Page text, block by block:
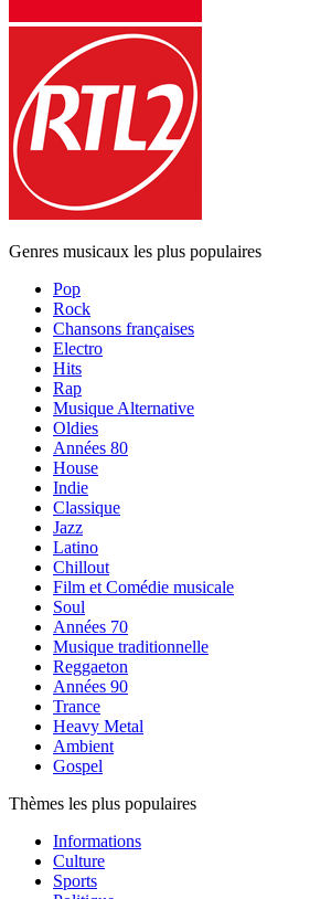
Genres musicaux les plus populaires
Pop
Rock
Chansons françaises
Electro
Hits
Rap
Musique Alternative
Oldies
Années 80
House
Indie
Classique
Jazz
Latino
Chillout
Film et Comédie musicale
Soul
Années 70
Musique traditionnelle
Reggaeton
Années 90
Trance
Heavy Metal
Ambient
Gospel
Thèmes les plus populaires
Informations
Culture
Sports